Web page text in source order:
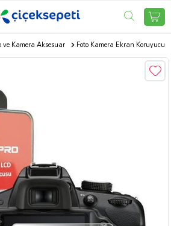
ve Kamera Aksesuar Foto Kamera Ekran Koruyucu